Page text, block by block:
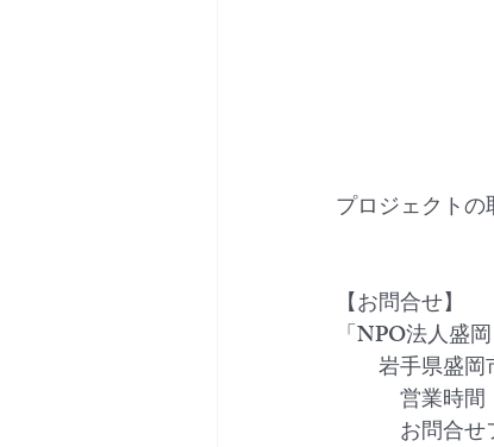
プロジェクトの
【お問合せ】
「NPO法人盛
岩手県盛岡
営業時間：
お問合せフ